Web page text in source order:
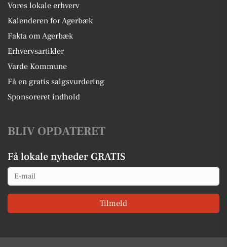
Vores lokale erhverv
Kalenderen for Agerbæk
Fakta om Agerbæk
Erhvervsartikler
Varde Kommune
Få en gratis salgsvurdering
Sponsoreret indhold
BLIV OPDATERET
Få lokale nyheder GRATIS
Email
Tilmeld